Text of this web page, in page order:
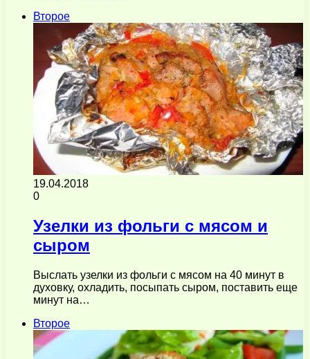
Второе
19.04.2018
0
Узелки из фольги с мясом и
сыром
Выслать узелки из фольги с мясом на 40 минут в
духовку, охладить, посыпать сыром, поставить еще
минут на…
Второе